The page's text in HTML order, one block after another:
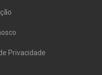
Privacidade